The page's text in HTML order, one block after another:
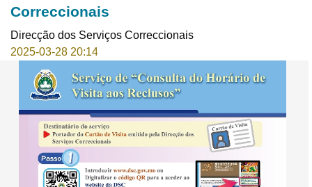
Correccionais
Direcção dos Serviços Correccionais
2025-03-28 20:14